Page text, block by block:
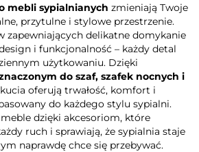
mebli sypialnianych zmieniają Twoje
przytulne i stylowe przestrzenie.
zapewniających delikatne domykanie
i funkcjonalność – każdy detal
użytkowaniu. Dzięki
do szaf, szafek nocnych i
oferują trwałość, komfort i
do każdego stylu sypialni.
dzięki akcesoriom, które
ruch i sprawiają, że sypialnia staje
naprawdę chce się przebywać.